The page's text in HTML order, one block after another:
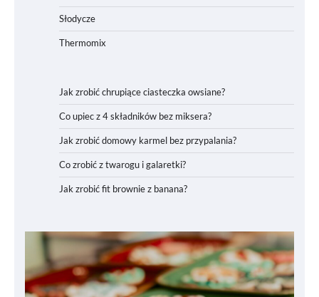
Słodycze
Thermomix
Jak zrobić chrupiące ciasteczka owsiane?
Co upiec z 4 składników bez miksera?
Jak zrobić domowy karmel bez przypalania?
Co zrobić z twarogu i galaretki?
Jak zrobić fit brownie z banana?